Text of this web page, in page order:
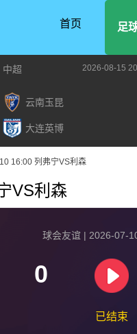
首页 足
中超 2026-08-15
云南玉昆
大连英博
16:00 列弗宁VS利森
VS利森
球会友谊 | 2026-07-
0
已结束